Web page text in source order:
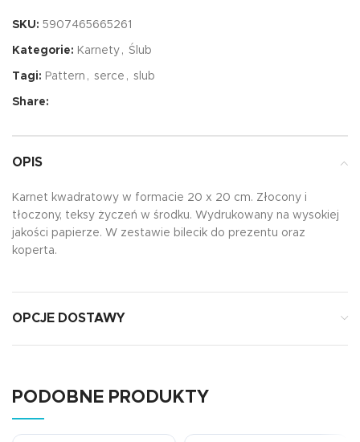
SKU: 5907465665261
Kategorie: Karnety , Ślub
Tagi: Pattern , serce , slub
Share:
OPIS
Karnet kwadratowy w formacie 20 x 20 cm. Złocony i
tłoczony, teksy życzeń w środku. Wydrukowany na wysokiej
jakości papierze. W zestawie bilecik do prezentu oraz
koperta.
OPCJE DOSTAWY
PODOBNE PRODUKTY